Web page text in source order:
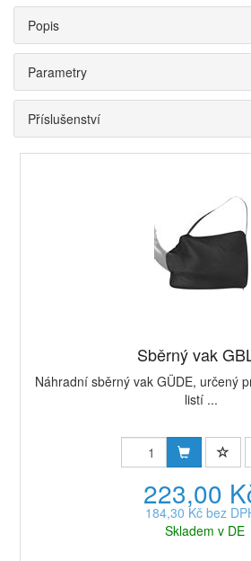
Popis
Parametry
Příslušenství
Sběrný vak
Náhradní sběrný vak GÜDE, určený
listí ...
223,00
184,30 Kč bez
Skladem v DE